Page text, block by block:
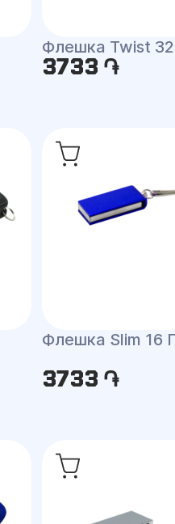
Флешка Twist
3733 ֏
Флешка Slim 16
3733 ֏